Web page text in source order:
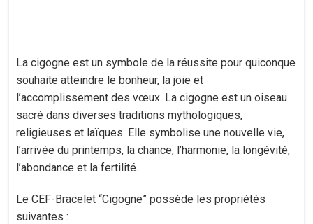
La cigogne est un symbole de la réussite pour quiconque
souhaite atteindre le bonheur, la joie et
l’accomplissement des vœux. La cigogne est un oiseau
sacré dans diverses traditions mythologiques,
religieuses et laïques. Elle symbolise une nouvelle vie,
l’arrivée du printemps, la chance, l’harmonie, la longévité,
l’abondance et la fertilité.​
Le CEF-Bracelet “Cigogne” possède les propriétés
suivantes :